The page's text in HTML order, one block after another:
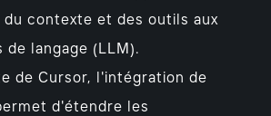
contexte et des outils aux
de langage (LLM).
de Cursor, l'intégration de
d'étendre les